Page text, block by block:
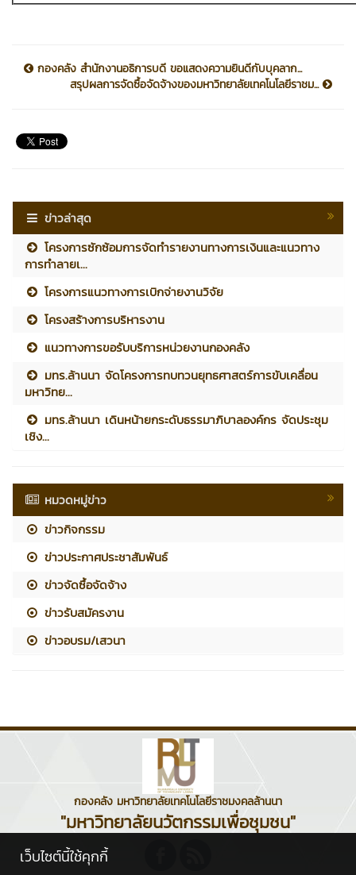
กองคลัง สำนักงานอธิการบดี ขอแสดงความยินดีกับบุคลาก...
สรุปผลการจัดซื้อจัดจ้างของมหาวิทยาลัยเทคโนโลยีราชม...
ข่าวล่าสุด
โครงการซักซ้อมการจัดทำรายงานทางการเงินและแนวทาง
การทำลายเ...
โครงการแนวทางการเบิกจ่ายงานวิจัย
โครงสร้างการบริหารงาน
แนวทางการขอรับบริการหน่วยงานกองคลัง
มทร.ล้านนา จัดโครงการทบทวนยุทธศาสตร์การขับเคลื่อน
มหาวิทย...
มทร.ล้านนา เดินหน้ายกระดับธรรมาภิบาลองค์กร จัดประชุม
เชิง...
หมวดหมู่ข่าว
ข่าวกิจกรรม
ข่าวประกาศประชาสัมพันธ์
ข่าวจัดซื้อจัดจ้าง
ข่าวรับสมัครงาน
ข่าวอบรม/เสวนา
กองคลัง มหาวิทยาลัยเทคโนโลยีราชมงคลล้านนา
"มหาวิทยาลัยนวัตกรรมเพื่อชุมชน"
เว็บไซต์นี้ใช้คุกกี้